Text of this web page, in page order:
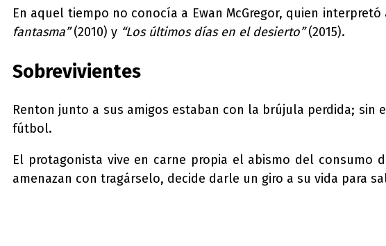
En aquel tiempo no conocía a Ewan McGregor, quien
fantasma”(2010) y “Los últimos días en el desierto”(2015).
Sobrevivientes
Renton junto a sus amigos estaban con la brújula perdida;
fútbol.
El protagonista vive en carne propia el abismo del consumo
amenazan con tragárselo, decide darle un giro a su vida para